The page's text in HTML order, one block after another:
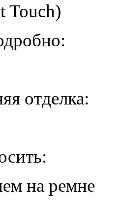
Touch)
отделка:
на ремне